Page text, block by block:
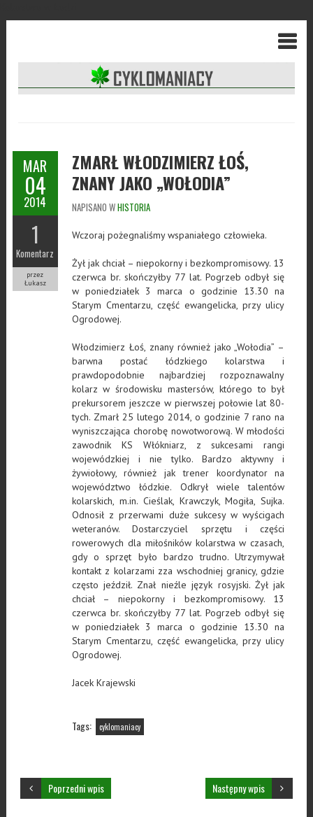
MAR
04
2014
1
Komentarz
przez
Łukasz
ZMARŁ WŁODZIMIERZ ŁOŚ,
ZNANY JAKO „WOŁODIA”
NAPISANO WHISTORIA
Wczoraj pożegnaliśmy wspaniałego człowieka.
Żył jak chciał – niepokorny i bezkompromisowy. 13
czerwca br. skończyłby 77 lat. Pogrzeb odbył się
w poniedziałek 3 marca o godzinie 13.30 na
Starym Cmentarzu, część ewangelicka, przy ulicy
Ogrodowej.
Włodzimierz Łoś, znany również jako „Wołodia” –
barwna postać łódzkiego kolarstwa i
prawdopodobnie najbardziej rozpoznawalny
kolarz w środowisku mastersów, którego to był
prekursorem jeszcze w pierwszej połowie lat 80-
tych. Zmarł 25 lutego 2014, o godzinie 7 rano na
wyniszczająca chorobę nowotworową. W młodości
zawodnik KS Włókniarz, z sukcesami rangi
wojewódzkiej i nie tylko. Bardzo aktywny i
żywiołowy, również jak trener koordynator na
województwo łódzkie. Odkrył wiele talentów
kolarskich, m.in. Cieślak, Krawczyk, Mogiła, Sujka.
Odnosił z przerwami duże sukcesy w wyścigach
weteranów. Dostarczyciel sprzętu i części
rowerowych dla miłośników kolarstwa w czasach,
gdy o sprzęt było bardzo trudno. Utrzymywał
kontakt z kolarzami zza wschodniej granicy, gdzie
często jeździł. Znał nieźle język rosyjski. Żył jak
chciał – niepokorny i bezkompromisowy. 13
czerwca br. skończyłby 77 lat. Pogrzeb odbył się
w poniedziałek 3 marca o godzinie 13.30 na
Starym Cmentarzu, część ewangelicka, przy ulicy
Ogrodowej.
Jacek Krajewski
Tags: cyklomaniacy
Następny wpis
Poprzedni wpis